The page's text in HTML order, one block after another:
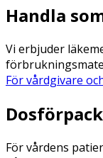
Handla
Vi erbjuder
För vårdgivare
För vårdens